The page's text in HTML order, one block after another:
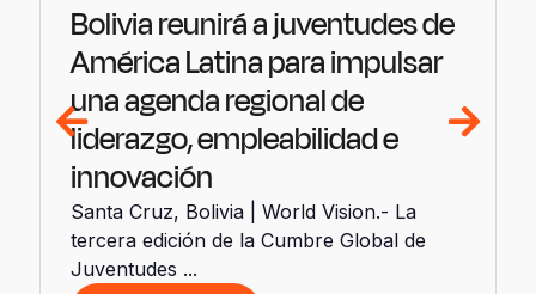
Bolivia reunirá a juventudes de
América Latina para impulsar
una agenda regional de
liderazgo, empleabilidad e
innovación
Santa Cruz, Bolivia | World Vision.- La
tercera edición de la Cumbre Global de
Juventudes ...